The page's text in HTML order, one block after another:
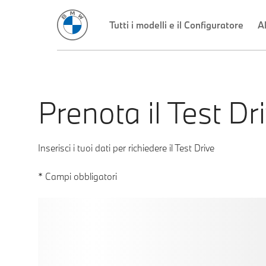
Prenota il Test
Inserisci i tuoi dati per richiedere il Test Drive
* Campi obbligatori